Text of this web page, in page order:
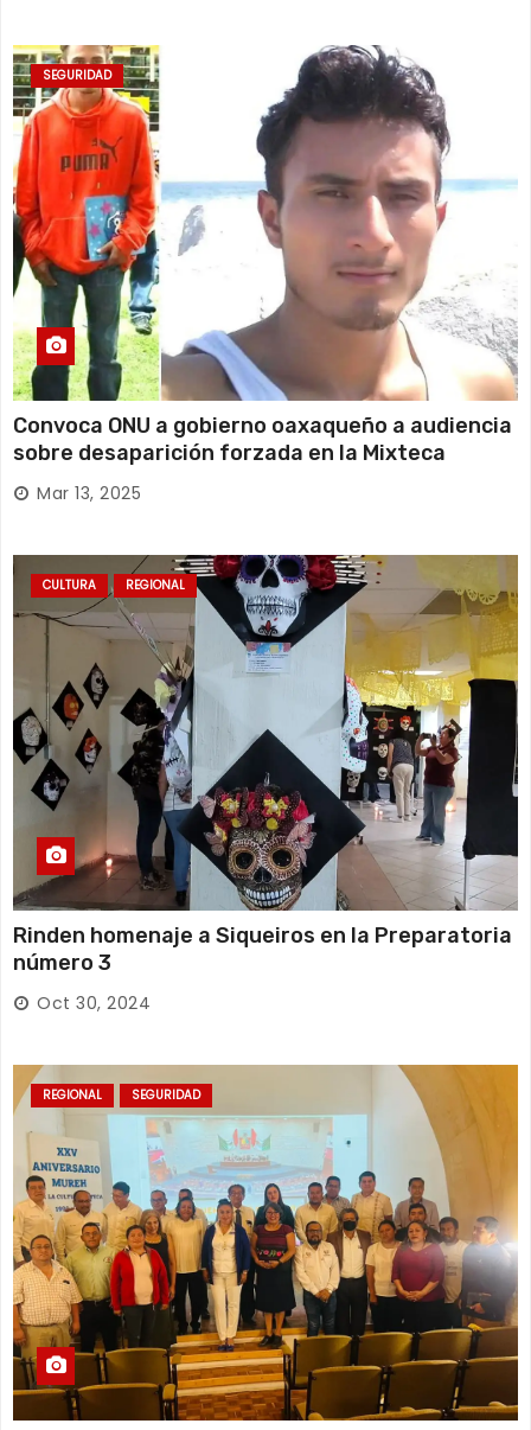
SEGURIDAD
Convoca ONU a gobierno oaxaqueño a audiencia
sobre desaparición forzada en la Mixteca
Mar 13, 2025
CULTURA REGIONAL
Rinden homenaje a Siqueiros en la Preparatoria
número 3
Oct 30, 2024
REGIONAL SEGURIDAD